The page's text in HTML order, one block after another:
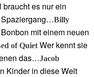
es nur ein
Spaziergang…Billy
mit einem neuen
of QuietWer kennt sie
das…Jacob
Kinder in diese Welt